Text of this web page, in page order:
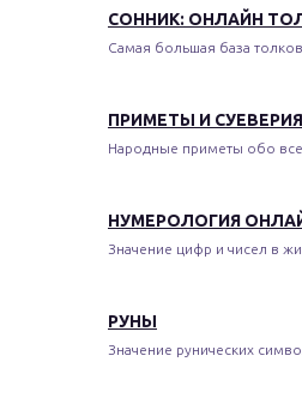
СОННИК: ОНЛАЙН
Самая большая база
ПРИМЕТЫ И СУЕВЕРИЯ
Народные приметы обо
НУМЕРОЛОГИЯ
Значение цифр и чисел в
РУНЫ
Значение рунических